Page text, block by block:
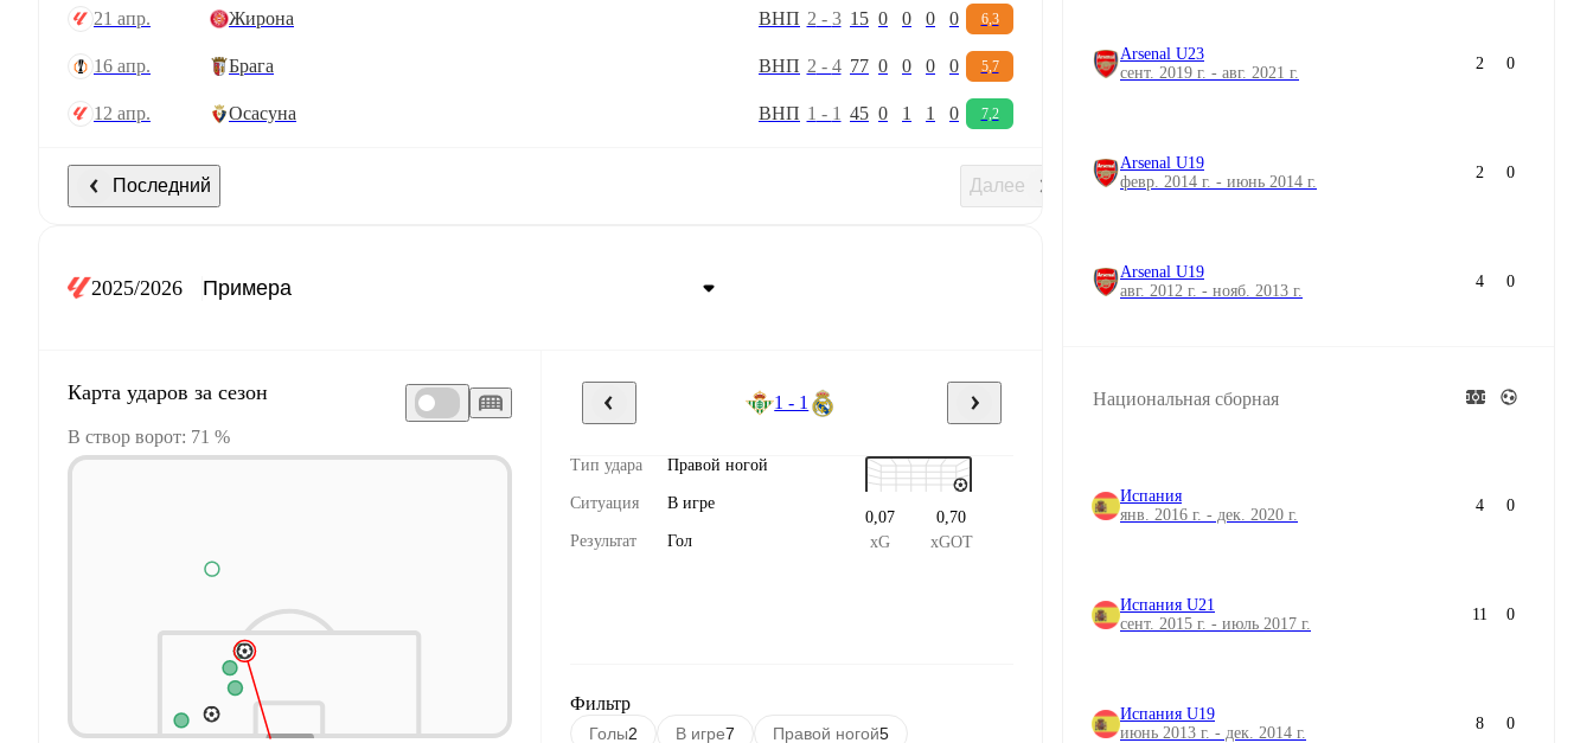
21 апр. Жирона ВНП 2 - 3 15 0 0 0 0 6,3
16 апр. Брага ВНП 2 - 4 77 0 0 0 0 5,7
12 апр. Осасуна ВНП 1 - 1 45 0 1 1 0 7,2
Последний Далее
2025/2026
Карта ударов за сезон
В створ ворот: 71 %
1 - 1
Тип удара Правой ногой
Ситуация В игре
Результат Гол
0,07
xG
0,70
xGOT
Фильтр
Голы2 В игре7 Правой ногой5
Arsenal U23
сент. 2019 г. - авг. 2021 г.
2 0
Arsenal U19
февр. 2014 г. - июнь 2014 г.
2 0
Arsenal U19
авг. 2012 г. - нояб. 2013 г.
4 0
Национальная сборная
Испания
янв. 2016 г. - дек. 2020 г.
4 0
Испания U21
сент. 2015 г. - июль 2017 г.
11 0
Испания U19
июнь 2013 г. - дек. 2014 г.
8 0